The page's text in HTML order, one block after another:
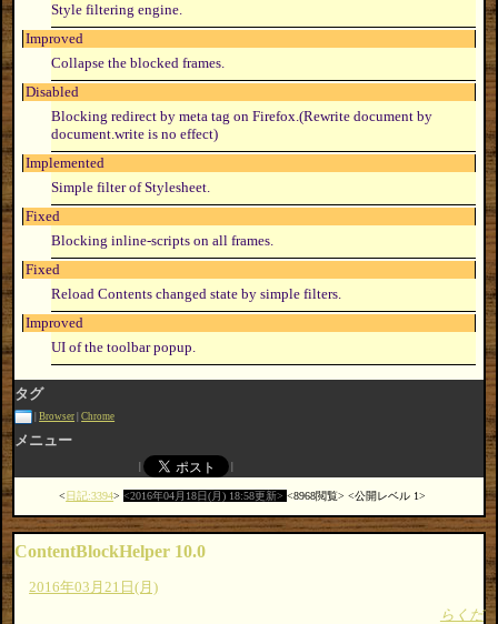
Style filtering engine.
Improved
Collapse the blocked frames.
Disabled
Blocking redirect by meta tag on Firefox.(Rewrite document by
document.write is no effect)
Implemented
Simple filter of Stylesheet.
Fixed
Blocking inline-scripts on all frames.
Fixed
Reload Contents changed state by simple filters.
Improved
UI of the toolbar popup.
タグ
Browser Chrome
メニュー
日記:3394 2016年04月18日(月) 18:58更新 8968閲覧 公開レベル 1
ContentBlockHelper 10.0
2016年03月21日(月)
らくだ